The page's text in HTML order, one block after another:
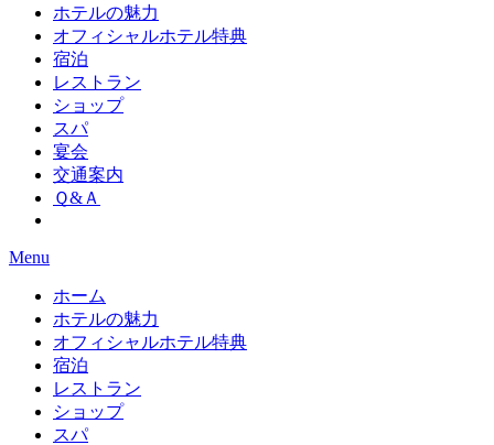
ホテルの魅力
オフィシャルホテル特典
宿泊
レストラン
ショップ
スパ
宴会
交通案内
Ｑ&Ａ
Menu
ホーム
ホテルの魅力
オフィシャルホテル特典
宿泊
レストラン
ショップ
スパ